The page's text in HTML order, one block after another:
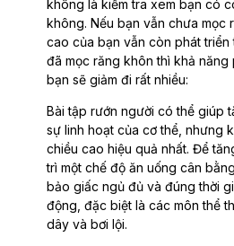
không là kiểm tra xem bạn có
không. Nếu bạn vẫn chưa mọc
cao của bạn vẫn còn phát triển
đã mọc răng khôn thì khả năng
bạn sẽ giảm đi rất nhiều:
Bài tập rướn người có thể giúp
sự linh hoạt của cơ thể, nhưng
chiều cao hiệu quả nhất. Để
trì một chế độ ăn uống cân
bảo giấc ngủ đủ và đúng thời
động, đặc biệt là các môn thể
dây và bơi lội.